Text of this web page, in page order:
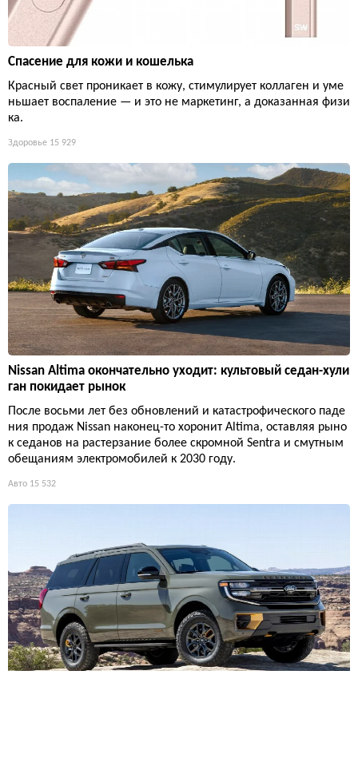
Спасение для кожи и кошелька
Красный свет проникает в кожу, стимулирует коллаген и уме
ньшает воспаление — и это не маркетинг, а доказанная физи
ка.
Здоровье 15 929
Nissan Altima окончательно уходит: культовый седан-хули
ган покидает рынок
После восьми лет без обновлений и катастрофического паде
ния продаж Nissan наконец-то хоронит Altima, оставляя рыно
к седанов на растерзание более скромной Sentra и смутным
обещаниям электромобилей к 2030 году.
Авто 15 532